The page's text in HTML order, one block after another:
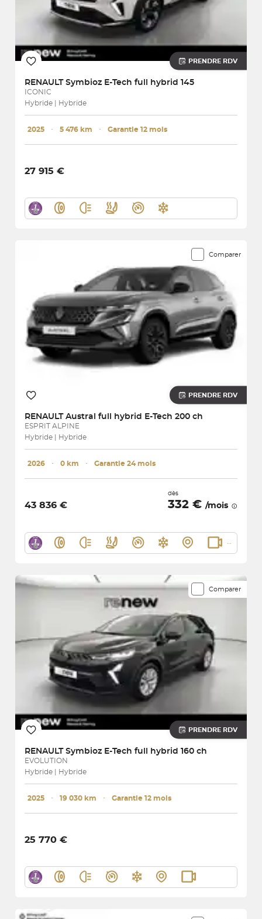
PRENDRE RDV
RENAULT Symbioz E-Tech full hybrid 145
ICONIC
Hybride | Hybride
2025 ･ 5 476 km ･ Garantie 12 mois
27 915 €
Comparer
PRENDRE RDV
RENAULT Austral full hybrid E-Tech 200 ch
ESPRIT ALPINE
Hybride | Hybride
2026 ･ 0 km ･ Garantie 24 mois
43 836 €
dès
332 € /mois
Comparer
PRENDRE RDV
RENAULT Symbioz E-Tech full hybrid 160 ch
EVOLUTION
Hybride | Hybride
2025 ･ 19 030 km ･ Garantie 12 mois
25 770 €